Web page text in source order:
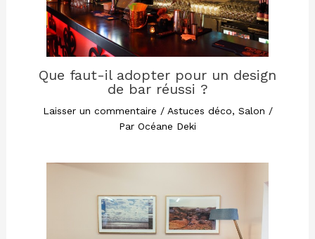
Que faut-il adopter pour un design
de bar réussi ?
Laisser un commentaire / Astuces déco, Salon /
Par Océane Deki